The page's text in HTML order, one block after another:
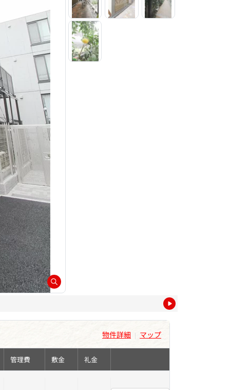
物件詳細 | マップ
管理費 敷金 礼金